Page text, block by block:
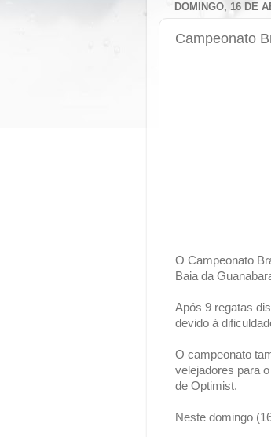
DOMINGO, 16 DE
Campeonato
O Campeonato
Baia da
Após 9 regatas
devido à
O campeonato
velejadores para
de Optimist.
Neste domingo